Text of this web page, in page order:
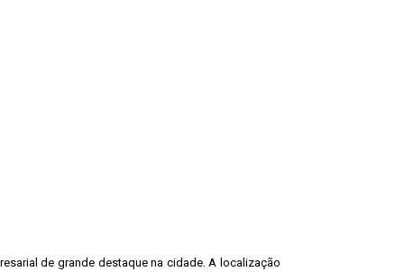
de grande destaque na cidade. A localização